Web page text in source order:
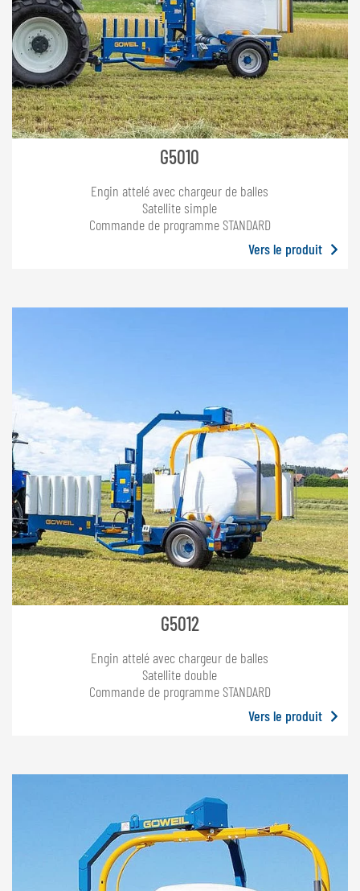
G5010
Engin attelé avec chargeur de balles
Satellite simple
Commande de programme STANDARD
Vers le produit
G5012
Engin attelé avec chargeur de balles
Satellite double
Commande de programme STANDARD
Vers le produit